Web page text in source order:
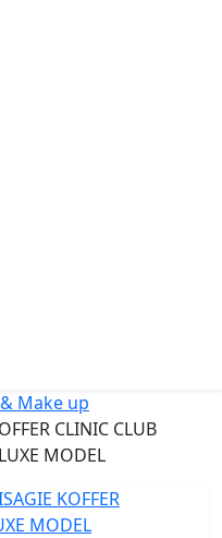
Make up
CLINIC CLUB
MODEL